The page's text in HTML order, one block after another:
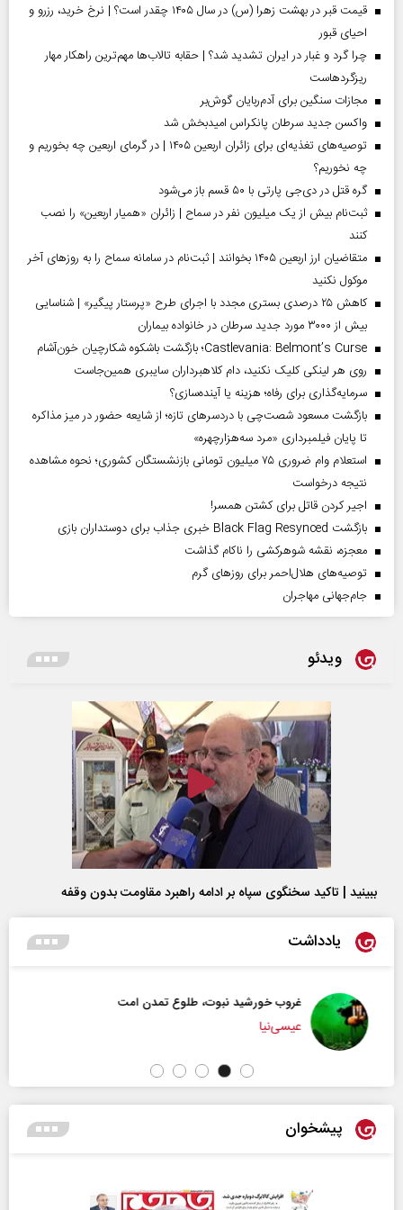
قیمت قبر در بهشت زهرا (س) در سال ۱۴۰۵ چقدر است؟ | نرخ خرید، رزرو و
احیای قبور
چرا گرد و غبار در ایران تشدید شد؟ | حقابه تالاب‌ها مهم‌ترین راهکار مهار
ریزگردهاست
مجازات سنگین برای آدم‌ربایان گوش‌بر
واکسن جدید سرطان پانکراس امیدبخش شد
توصیه‌های تغذیه‌ای برای زائران اربعین ۱۴۰۵ | در گرمای اربعین چه بخوریم و
چه نخوریم؟
گره قتل در دی‌جی پارتی با ۵۰ قسم باز می‌شود
ثبت‌نام بیش از یک میلیون نفر در سماح | زائران «همیار اربعین» را نصب
کنند
متقاضیان ارز اربعین ۱۴۰۵ بخوانند | ثبت‌نام در سامانه سماح را به روز‌های آخر
موکول نکنید
کاهش ۲۵ درصدی بستری مجدد با اجرای طرح «پرستار پیگیر» | شناسایی
بیش از ۳۰۰۰ مورد جدید سرطان در خانواده بیماران
Castlevania: Belmont’s Curse؛ بازگشت باشکوه شکارچیان خون‌آشام
روی هر لینکی کلیک نکنید، دام کلاهبرداران سایبری همین‌جاست
سرمایه‌گذاری برای رفاه؛ هزینه یا آینده‌سازی؟
بازگشت مسعود شصت‌چی با دردسر‌های تازه؛ از شایعه حضور در میز مذاکره
تا پایان فیلمبرداری «مرد سه‌هزارچهره»
استعلام وام ضروری ۷۵ میلیون تومانی بازنشستگان کشوری؛ نحوه مشاهده
نتیجه درخواست
اجیر کردن قاتل برای کشتن همسر!
بازگشت Black Flag Resynced خبری جذاب برای دوستداران بازی
معجزه، نقشه شوهرکشی را ناکام گذاشت
توصیه‌های هلال‌احمر برای روز‌های گرم
جام‌جهانی مهاجران
ویدئو
ببینید | تاکید سخنگوی سپاه بر ادامه راهبرد مقاومت بدون وقفه
یادداشت
غروب خورشید نبوت، طلوع تمدن امت
عیسی‌نیا
پیشخوان